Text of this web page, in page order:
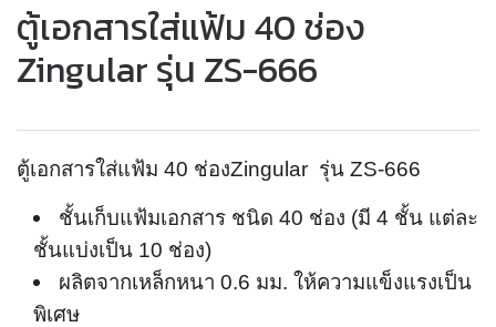
ตู้เอกสารใส่แฟ้ม 40 ช่อง
Zingular รุ่น ZS-666
ตู้เอกสารใส่แฟ้ม 40 ช่องZingular รุ่น ZS-666
ชั้นเก็บแฟ้มเอกสาร ชนิด 40 ช่อง (มี 4 ชั้น แต่ละ
ชั้นแบ่งเป็น 10 ช่อง)
ผลิตจากเหล็กหนา 0.6 มม. ให้ความแข็งแรงเป็น
พิเศษ